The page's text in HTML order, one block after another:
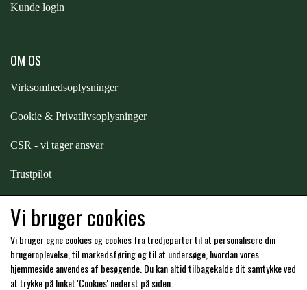
PREMIER EQUINE KØLETERAPI
PREMIER EQUINE GROOMING & STALD
PREMIER EQUINE RYTTER
NAF
PREMIER EQUINE
RACING TACK
Kunde login
OM OS
Virksomhedsoplysninger
Cookie & Privatlivsoplysninger
CSR - vi tager ansvar
Trustpilot
Hos os kan du betale med:
Vi bruger cookies
Vi bruger egne cookies og cookies fra tredjeparter til at personalisere din
brugeroplevelse, til markedsføring og til at undersøge, hvordan vores
hjemmeside anvendes af besøgende. Du kan altid tilbagekalde dit samtykke ved
at trykke på linket 'Cookies' nederst på siden.